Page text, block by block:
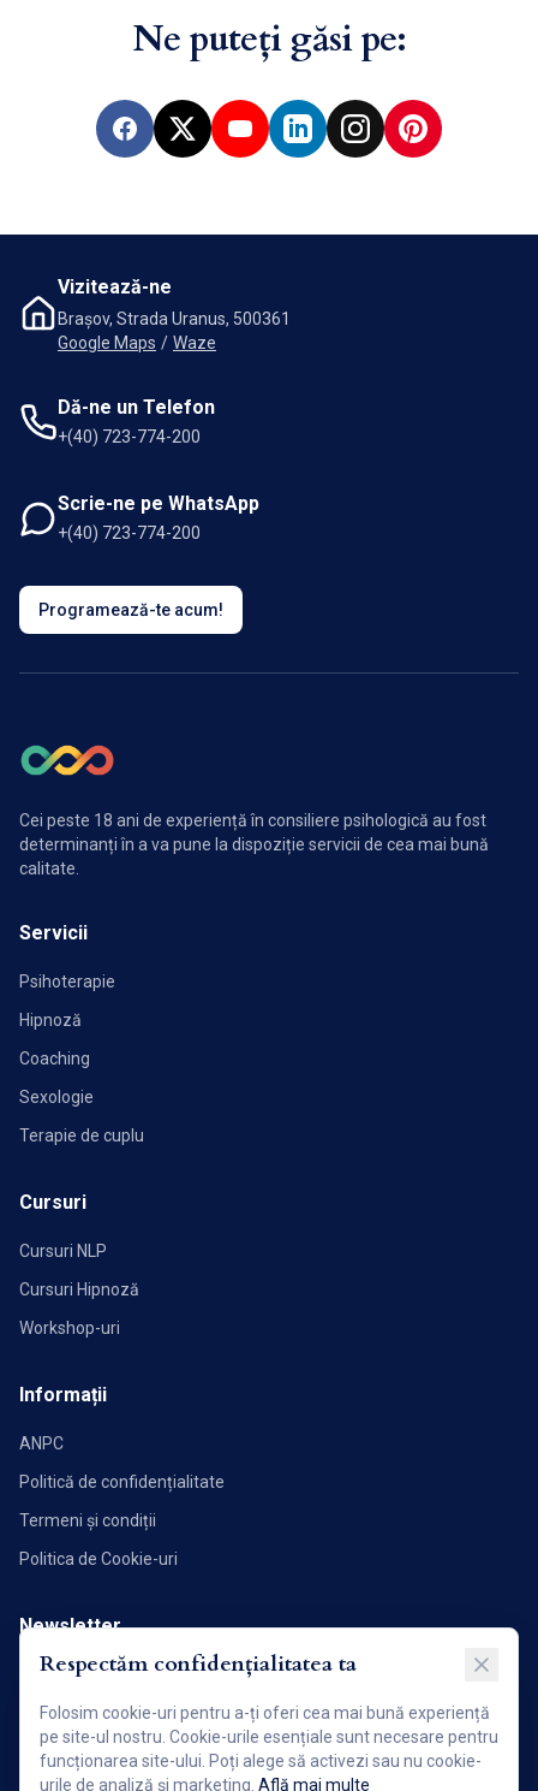
Ne puteți găsi pe:
Facebook
X YouTubeLinkedInInstagramPinterest
Vizitează-ne
Brașov, Strada Uranus, 500361
Google Maps / Waze
Dă-ne un Telefon
+(40) 723-774-200
Scrie-ne pe WhatsApp
+(40) 723-774-200
Programează-te acum!
Cei peste 18 ani de experiență în consiliere psihologică au fost
determinanți în a va pune la dispoziție servicii de cea mai bună
calitate.
Servicii
Psihoterapie
Hipnoză
Coaching
Sexologie
Terapie de cuplu
Cursuri
Cursuri NLP
Cursuri Hipnoză
Workshop-uri
Informații
ANPC
Politică de confidențialitate
Termeni și condiții
Politica de Cookie-uri
Newsletter
Abonează-te pentru a primi noutăți și articole direct în inbox.
Abonează-te acum!
Respectăm confidențialitatea ta
Folosim cookie-uri pentru a-ți oferi cea mai bună experiență
pe site-ul nostru. Cookie-urile esențiale sunt necesare pentru
funcționarea site-ului. Poți alege să activezi sau nu cookie-
urile de analiză și marketing. Află mai multe